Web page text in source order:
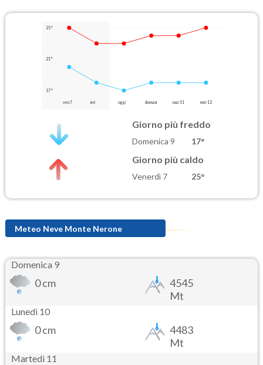
25°
21°
17°
ven 7 ieri oggi domani mar 11 mer 12
Giorno più freddo
Domenica 9 17°
Giorno più caldo
Venerdì 7 25°
Meteo Neve Monte Nerone
Domenica 9
0 cm
4545
Mt
Lunedì 10
0 cm
4483
Mt
Martedì 11